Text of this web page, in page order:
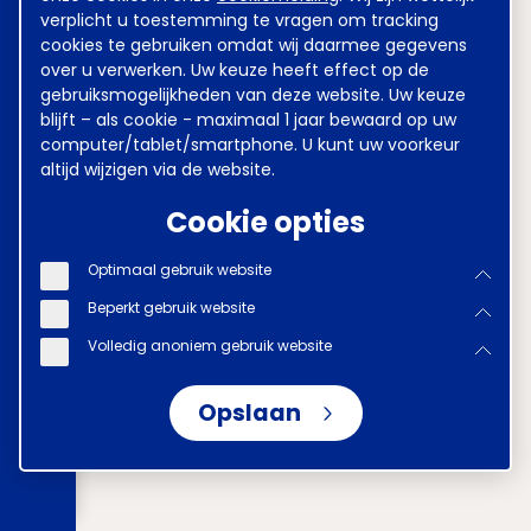
verplicht u toestemming te vragen om tracking
cookies te gebruiken omdat wij daarmee gegevens
over u verwerken. Uw keuze heeft effect op de
gebruiksmogelijkheden van deze website. Uw keuze
blijft – als cookie - maximaal 1 jaar bewaard op uw
computer/tablet/smartphone. U kunt uw voorkeur
altijd wijzigen via de website.
Cookie opties
Optimaal gebruik website
Beperkt gebruik website
Volledig anoniem gebruik website
Opslaan